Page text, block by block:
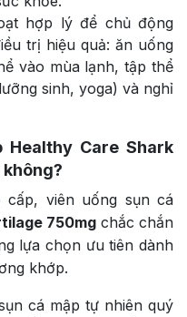
hợp lý để chủ động
trị hiệu quả: ăn uống
vào mùa lạnh, tập thể
sinh, yoga) và nghỉ
Healthy Care Shark
viên uống sụn cá
750mg chắc chắn
lựa chọn ưu tiên dành
khớp.
cá mập tự nhiên quý